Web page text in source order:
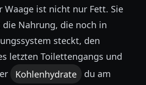
Waage ist nicht nur Fett. Sie
die Nahrung, die noch in
steckt, den
letzten Toilettengangs und
Kohlenhydrate
du am